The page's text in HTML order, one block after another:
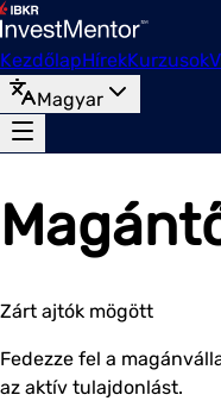
KezdőlapHírekKurzusok
Magyar
Zárt ajtók mögött
Fedezze fel a
az aktív tulajdonlást.